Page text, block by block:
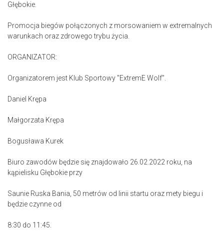
Głębokie.
Promocja biegów połączonych z morsowaniem w extremalnych
warunkach oraz zdrowego trybu życia.
ORGANIZATOR:
Organizatorem jest Klub Sportowy "ExtremE Wolf".
Daniel Krępa
Małgorzata Krępa
Bogusława Kurek
Biuro zawodów będzie się znajdowało 26.02.2022 roku, na
kąpielisku Głębokie przy
Saunie Ruska Bania, 50 metrów od linii startu oraz mety biegu i
będzie czynne od
8:30 do 11:45.